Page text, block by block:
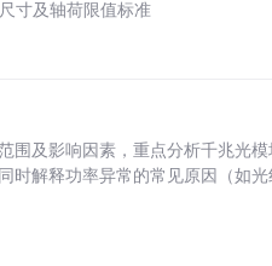
寸及轴荷限值标准
围及影响因素，重点分析千兆光
时解释功率异常的常见原因（如